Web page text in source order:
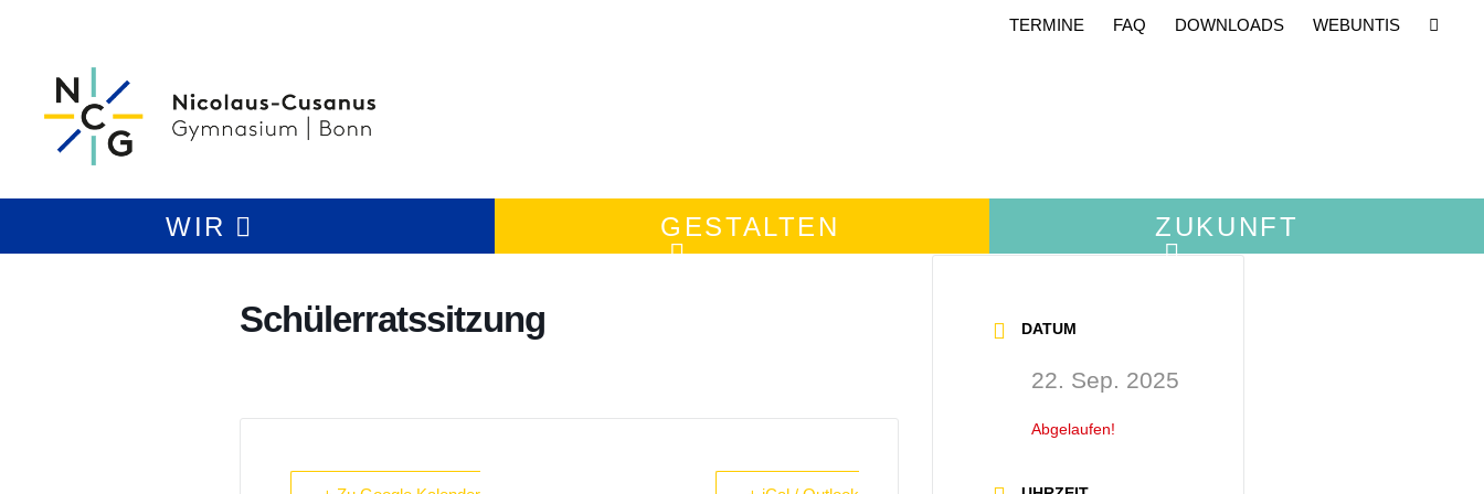
TERMINE FAQ DOWNLOADS WEBUNTIS
WIR GESTALTEN ZUKUNFT
Schülerratssitzung DATUM
22. Sep. 2025
Abgelaufen!